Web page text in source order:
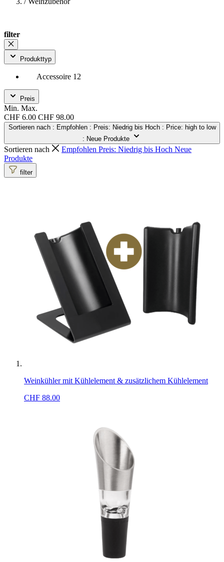
filter
Produkttyp
Accessoire 12
Preis
Min. Max.
CHF 6.00 CHF 98.00
Sortieren nach : Empfohlen : Preis: Niedrig bis Hoch : Price: high to low
: Neue Produkte
Sortieren nach Empfohlen Preis: Niedrig bis Hoch Neue
Produkte
filter
Weinkühler mit Kühlelement & zusätzlichem Kühlelement
CHF 88.00